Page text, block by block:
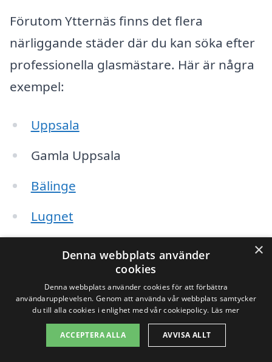
Förutom Ytternäs finns det flera
närliggande städer där du kan söka efter
professionella glasmästare. Här är några
exempel:
Uppsala
Gamla Uppsala
Bälinge
Lugnet
Överboda
Granby
×
Denna webbplats använder
cookies
Denna webbplats använder cookies för att förbättra
användarupplevelsen. Genom att använda vår webbplats samtycker
du till alla cookies i enlighet med vår cookiepolicy. Läs mer
ACCEPTERA ALLA AVVISA ALLT